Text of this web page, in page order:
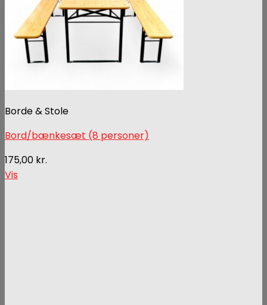
Borde & Stole
Bord/bænkesæt (8 personer)
175,00 kr.
Vis